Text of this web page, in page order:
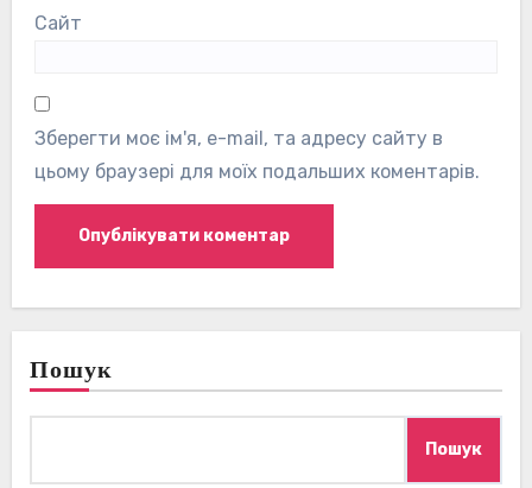
Сайт
Зберегти моє ім'я, e-mail, та адресу сайту в
цьому браузері для моїх подальших коментарів.
Пошук
Пошук